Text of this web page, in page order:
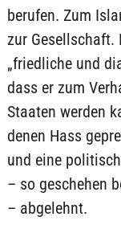
berufen. Zum
zur Gesellschaft.
„friedliche und
dass er zum
Staaten werden
denen Hass
und eine
– so geschehen
– abgelehnt.